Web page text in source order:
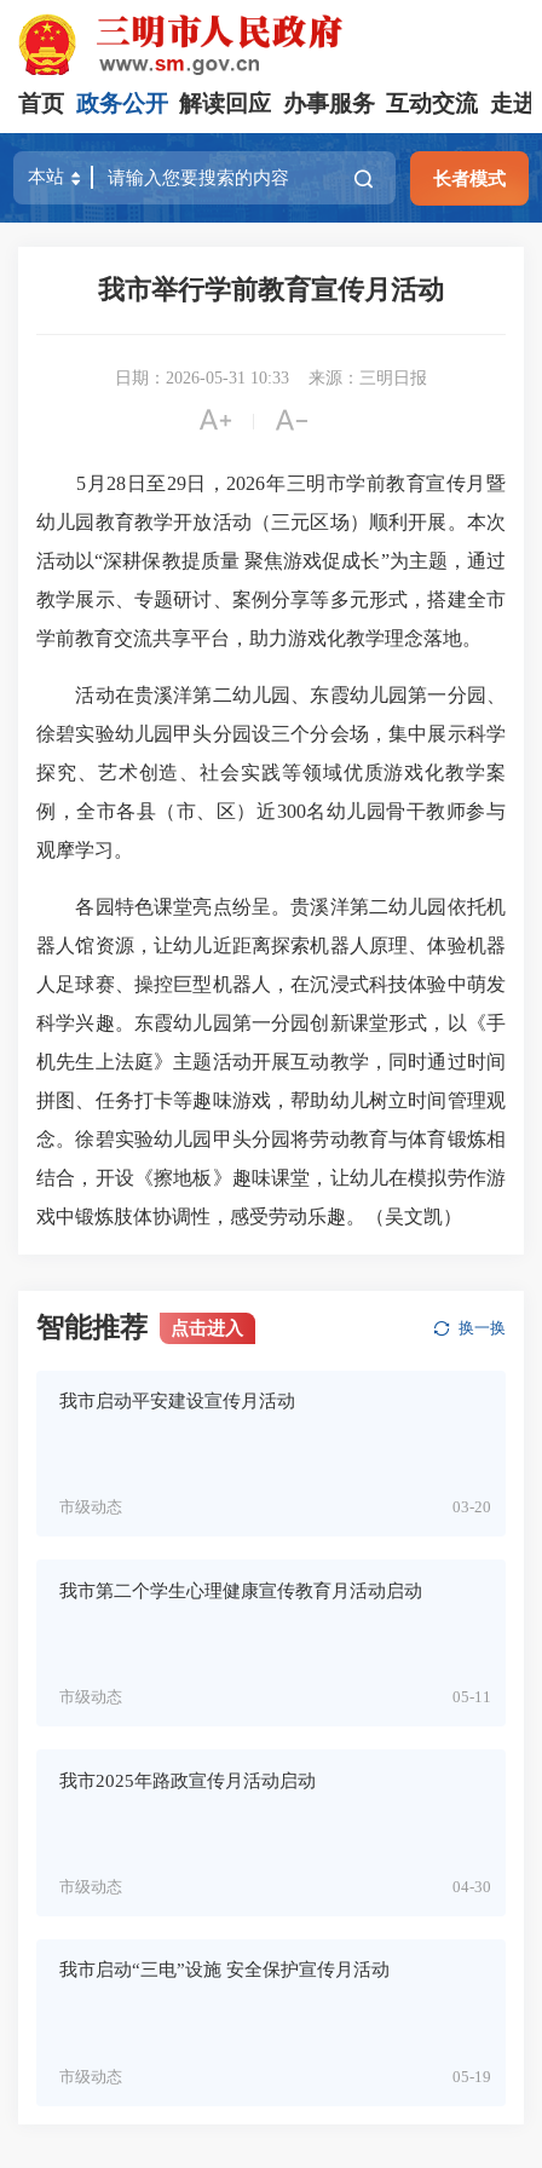
首页 政务公开 解读回应 办事服务 互动交流 走进
长者模式
我市举行学前教育宣传月活动
日期：2026-05-31 10:33 来源：三明日报
 
5月28日至29日，2026年三明市学前教育宣传月暨
幼儿园教育教学开放活动（三元区场）顺利开展。本次
活动以“深耕保教提质量 聚焦游戏促成长”为主题，通过
教学展示、专题研讨、案例分享等多元形式，搭建全市
学前教育交流共享平台，助力游戏化教学理念落地。
活动在贵溪洋第二幼儿园、东霞幼儿园第一分园、
徐碧实验幼儿园甲头分园设三个分会场，集中展示科学
探究、艺术创造、社会实践等领域优质游戏化教学案
例，全市各县（市、区）近300名幼儿园骨干教师参与
观摩学习。
各园特色课堂亮点纷呈。贵溪洋第二幼儿园依托机
器 人馆资源，让幼儿近距离探索机器人原理、体验机器
人足球赛、操控巨型机器人，在沉浸式科技体验中萌发
科学兴趣。东霞幼儿园第一分园创新课堂形式，以《手
机先生上法庭》主题活动开展互动教学，同时通过时间
拼图、任务打卡等趣味游戏，帮助幼儿树立时间管理观
念。徐碧实验幼儿园甲头分园将劳动教育与体育锻炼相
结合，开设《擦地板》趣味课堂，让幼儿在模拟劳作游
戏中锻炼肢体协调性，感受劳动乐趣。（吴文凯）
智能推荐 点击进入 换一换
我市启动平安建设宣传月活动
03-20
市级动态
我市第二个学生心理健康宣传教育月活动启动
05-11
市级动态
我市2025年路政宣传月活动启动
04-30
市级动态
我市启动“三电”设施 安全保护宣传月活动
05-19
市级动态